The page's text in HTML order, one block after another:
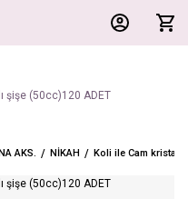
AKS. NİKAH Koli ile Cam kristal